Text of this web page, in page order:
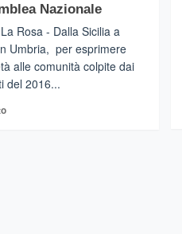
Nazionale
Rosa - Dalla Sicilia a
Umbria, per esprimere
alle comunità colpite dai
del 2016...
Leggi